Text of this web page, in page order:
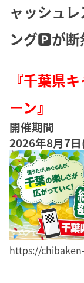
ャッシュ
ング🅿️が断
『千葉県
ーン』
開催期間
2026年8月7
https://